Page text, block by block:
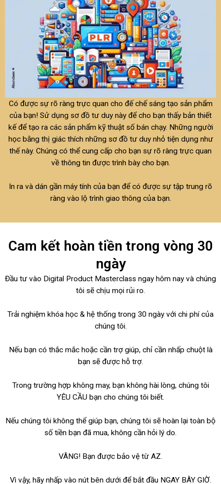
Có được sự rõ ràng trực quan cho đế chế sáng tạo sản phẩm
của bạn! Sử dụng sơ đồ tư duy này để cho bạn thấy bản thiết
kế để tạo ra các sản phẩm kỹ thuật số bán chạy. Những người
học bằng thị giác thích những sơ đồ tư duy nhỏ tiện dụng như
thế này. Chúng có thể cung cấp cho bạn sự rõ ràng trực quan
về thông tin được trình bày cho bạn.
In ra và dán gần máy tính của bạn để có được sự tập trung rõ
ràng vào lộ trình giao thông của bạn.
Cam kết hoàn tiền trong vòng 30
ngày
Đầu tư vào Digital Product Masterclass ngay hôm nay và chúng
tôi sẽ chịu mọi rủi ro.
Trải nghiệm khóa học & hệ thống trong 30 ngày với chi phí của
chúng tôi.
Nếu bạn có thắc mắc hoặc cần trợ giúp, chỉ cần nhấp chuột là
bạn sẽ được hỗ trợ.
Trong trường hợp không may, bạn không hài lòng, chúng tôi
YÊU CẦU bạn cho chúng tôi biết.
Nếu chúng tôi không thể giúp bạn, chúng tôi sẽ hoàn lại toàn bộ
số tiền bạn đã mua, không cần hỏi lý do.
VÂNG! Bạn được bảo vệ từ AZ.
Vì vậy, hãy nhấp vào nút bên dưới để bắt đầu NGAY BÂY GIỜ.